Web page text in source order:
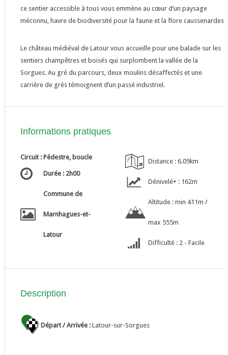
ce sentier accessible à tous vous emmène au cœur d’un paysage
méconnu, havre de biodiversité pour la faune et la flore caussenardes
Le château médiéval de Latour vous accueille pour une balade sur les
sentiers champêtres et boisés qui surplombent la vallée de la
Sorgues. Au gré du parcours, deux moulins désaffectés et une
carrière de grès témoignent d’un passé industriel.
Informations pratiques
Circuit : Pédestre, boucle
Durée : 2h00
Commune de
Marnhagues-et-
Latour
Distance : 6.09km
Dénivelé+ : 162m
Altitude : min 411m /
max 555m
Difficulté : 2 - Facile
Description
Départ / Arrivée : Latour-sur-Sorgues